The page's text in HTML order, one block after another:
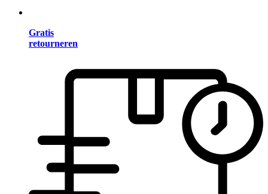
Gratis
retourneren